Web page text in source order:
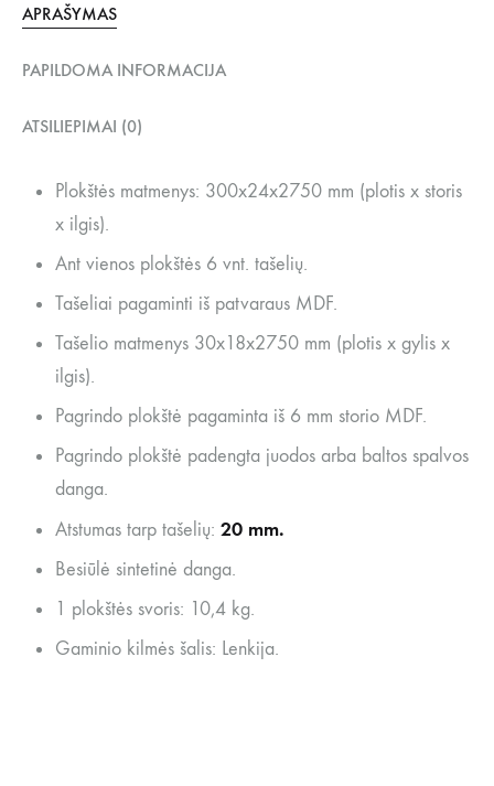
APRAŠYMAS
PAPILDOMA INFORMACIJA
ATSILIEPIMAI (0)
Plokštės matmenys: 300x24x2750 mm (plotis x storis
x ilgis).
Ant vienos plokštės 6 vnt. tašelių.
Tašeliai pagaminti iš patvaraus MDF.
Tašelio matmenys 30x18x2750 mm (plotis x gylis x
ilgis).
Pagrindo plokštė pagaminta iš 6 mm storio MDF.
Pagrindo plokštė padengta juodos arba baltos spalvos
danga.
Atstumas tarp tašelių: 20 mm.
Besiūlė sintetinė danga.
1 plokštės svoris: 10,4 kg.
Gaminio kilmės šalis: Lenkija.